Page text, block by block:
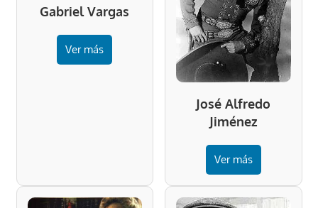
Gabriel Vargas
Ver más
José Alfredo
Jiménez
Ver más